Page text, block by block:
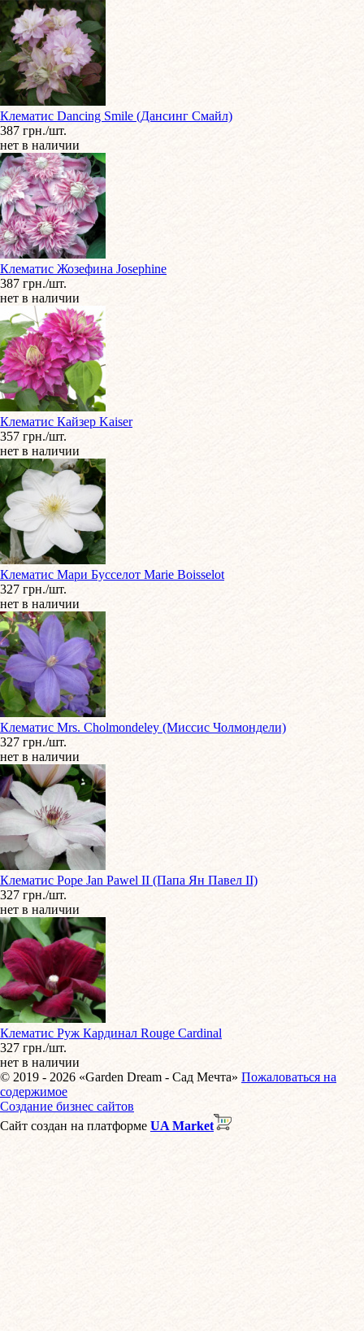
Клематис Dancing Smile (Дансинг Смайл)
387 грн./шт.
нет в наличии
Клематис Жозефина Josephine
387 грн./шт.
нет в наличии
Клематис Кайзер Kaiser
357 грн./шт.
нет в наличии
Клематис Мари Бусселот Marie Boisselot
327 грн./шт.
нет в наличии
Клематис Mrs. Cholmondeley (Миссис Чолмондели)
327 грн./шт.
нет в наличии
Клематис Pope Jan Pawel II (Папа Ян Павел II)
327 грн./шт.
нет в наличии
Клематис Руж Кардинал Rouge Cardinal
327 грн./шт.
нет в наличии
© 2019 - 2026 «Garden Dream - Сад Мечта» Пожаловаться на
содержимое
Создание бизнес сайтов
Сайт создан на платформе UA Market